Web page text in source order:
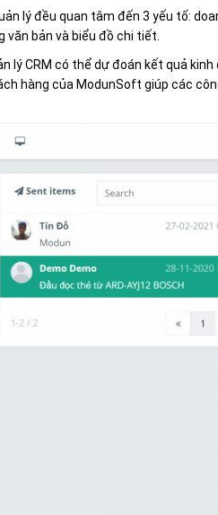
lý đều quan tâm đến 3 yếu tố:
bản và biểu đồ chi tiết.
lý CRM có thể dự đoán kết quả
hàng của ModunSoft giúp các